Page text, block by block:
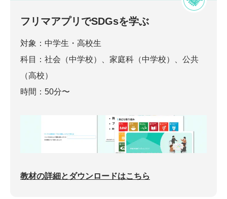
フリマアプリでSDGsを学ぶ
対象：中学生・高校生
科目：社会（中学校）、家庭科（中学校）、公共
（高校）
時間：50分〜
教材の詳細とダウンロードはこちら